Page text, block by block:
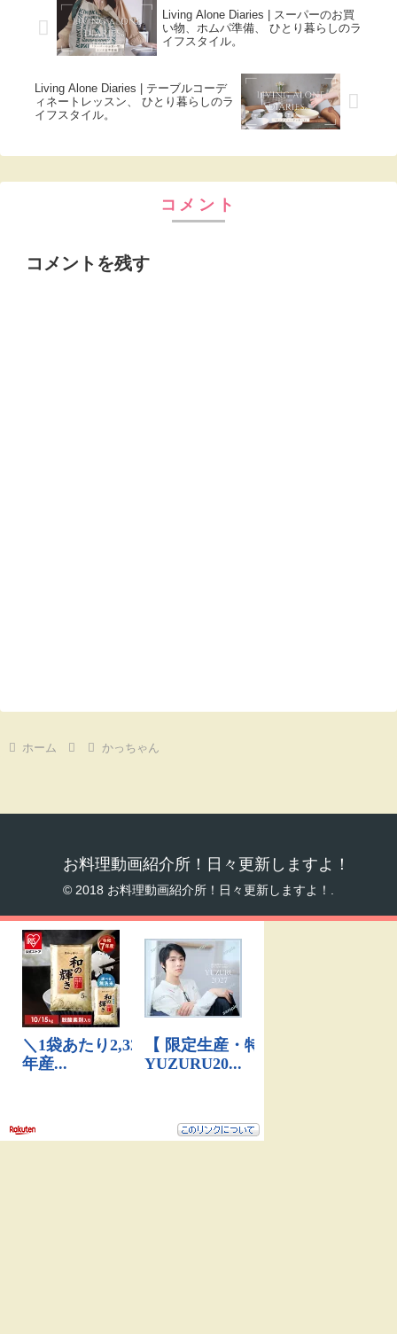
Living Alone Diaries | スーパーのお買
い物、ホムパ準備、 ひとり暮らしのラ
イフスタイル。
Living Alone Diaries | テーブルコーデ
ィネートレッスン、 ひとり暮らしのラ
イフスタイル。
コメント
コメントを残す
ホーム かっちゃん
お料理動画紹介所！日々更新しますよ！
© 2018 お料理動画紹介所！日々更新しますよ！.